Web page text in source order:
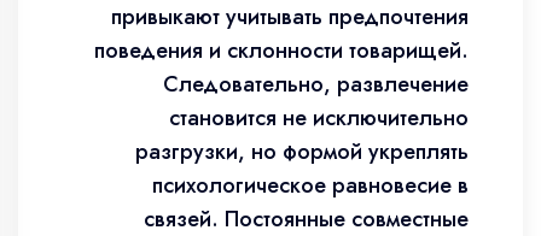
привыкают учитывать предпочтения
поведения и склонности товарищей.
Следовательно, развлечение
становится не исключительно
разгрузки, но формой укреплять
психологическое равновесие в
связей. Постоянные совместные